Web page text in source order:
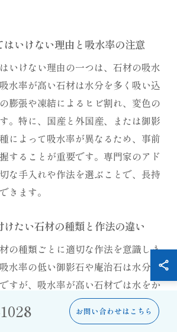
いけない理由と吸水率の注意
いけない理由の一つは、石材の吸水
水率が高い石材は水分を多く吸い込
膨張や凍結によるヒビ割れ、変色の
。特に、国産と外国産、または御影
によって吸水率が異なるため、事前
することが重要です。専門家のアド
な手入れや作法を選ぶことで、長持
きます。
けたい石材の種類と作法の違い
の種類ごとに適切な作法を意識しま
水率の低い御影石や庵治石は水分の
すが、吸水率が高い石材では水をか
要です。石材ごとの特性を知ること
耐久性を保つことができます。伝統
お問い合わせはこちら